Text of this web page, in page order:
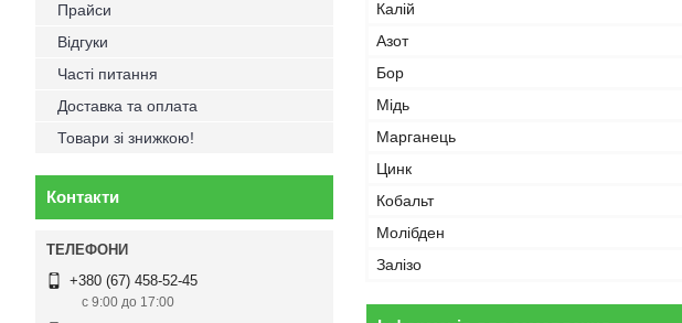
Калій
Азот
Бор
Мідь
Марганець
Цинк
Кобальт
Молібден
Залізо
Прайси
Відгуки
Часті питання
Доставка та оплата
Товари зі знижкою!
Контакти
+380 (67) 458-52-45
с 9:00 до 17:00